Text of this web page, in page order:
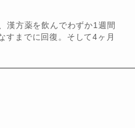
漢方薬を飲んでわずか1週間
すまでに回復。そして4ヶ月